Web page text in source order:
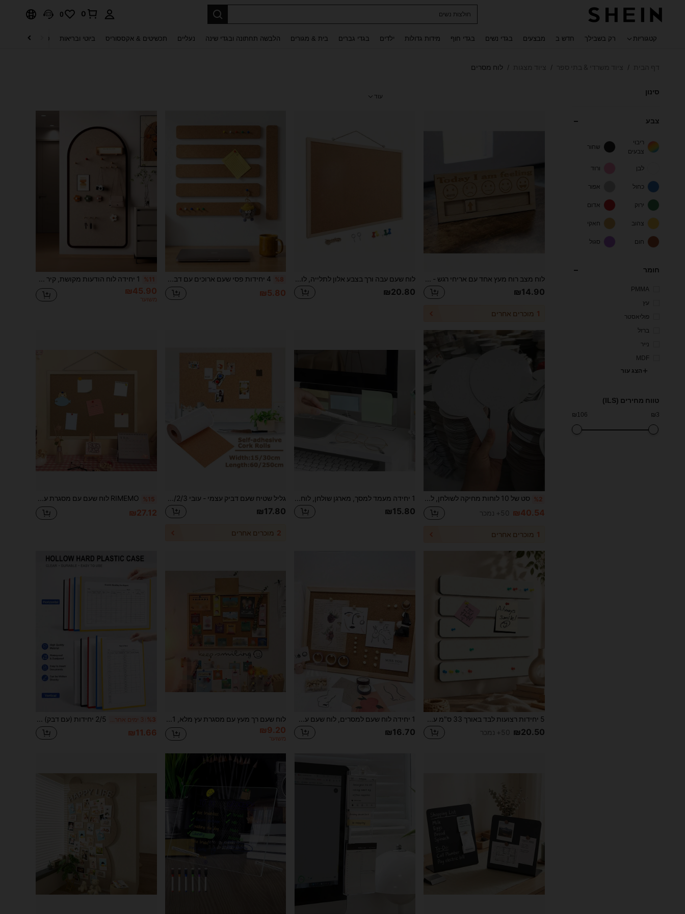
חולצות נשים
0
0
קטגוריות רק בשבילך חדש ב מבצעים בגדי נשים בגדי חוף מידות גדולות ילדים בגדי גברים בית & מגורים הלבשה תחתונה ובגדי שינה נעליים תכשיטים & אקססוריס ביוטי ובריאות טקסטיל לבית
/
/
/ לוח מסרים
סינון
צבע
ריבוי
צבעים
שחור
לבן ורוד
כחול אפור
ירוק אדום
צהוב חאקי
חום סגול
חומר
PMMA
עץ
פוליאסטר
ברזל
נייר
MDF
הצג עור
טווח מחירים (ILS)
₪106 ₪3
עוד
₪14.90
1 מוכרים אחרים
₪20.80
%8
₪5.80
%11
₪45.90
משוער
%2 סט של 10 לוחות מחיקה לשולחן, לוחות לבנים דו-צדדיים ניתנים לשימוש חוזר, לוח כתיבה נייד עם ידית, לוח הודעות וגרפיטי ביתי רב-שימושי, לוח לבן למחיקה קל לנשיאה וכתיבה בכיתה
₪40.54 50+ נמכר
1 מוכרים אחרים
1 יחידה מעמד למסך, מארגן שולחן, לוח פתקים, מחזיק פתקי דבק, אביזר שולחן מינימליסטי לציוד משרדי, טעינת טלפון, כתיבת פתקים, חזרה לבית הספר
₪15.80
גליל שטיח שעם דביק עצמי - עובי 1/2/3 מ"מ, ריפוד עץ מורכב למדפים, מחזיקים ומדפי אחסון - לוח שעם חום טבעי לארגון הבית והמשרד, לוח שעם, לוח דקירות, לוח חזון, חזרה לבית הספר
₪17.80
2 מוכרים אחרים
%15 RIMEMO לוח שעם עם מסגרת עץ, לוח הודעות 30x40 ס"מ לקירות, מסגרת בגימור עץ, לוח שעם לתלייה על הקיר למשרד, בית ובית ספר (דبابוסים, ברגי עין, חבל, ברגים), לוח חזון, חזרה לבית הספר
₪27.12
₪20.50 50+ נמכר ₪16.70
₪9.20
משוער
%3 3 ימים אחרונים
₪11.66